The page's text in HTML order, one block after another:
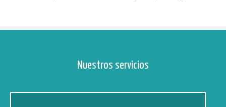
Nuestros servicios